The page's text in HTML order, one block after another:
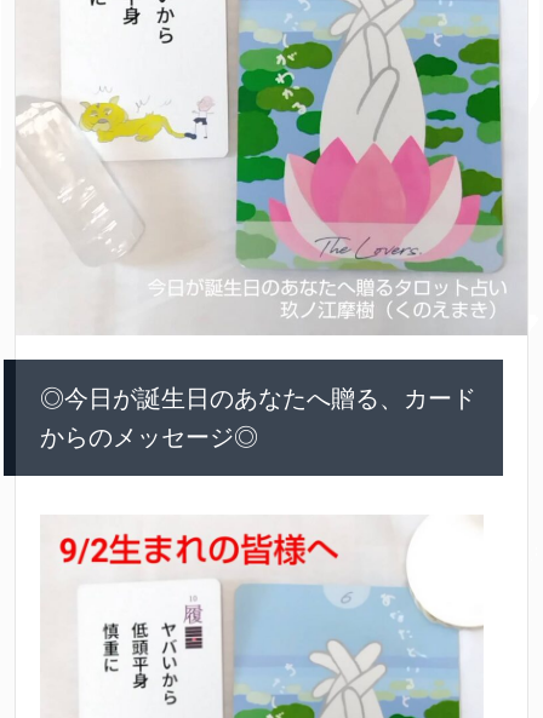
◎今日が誕生日のあなたへ贈る、カード
からのメッセージ◎